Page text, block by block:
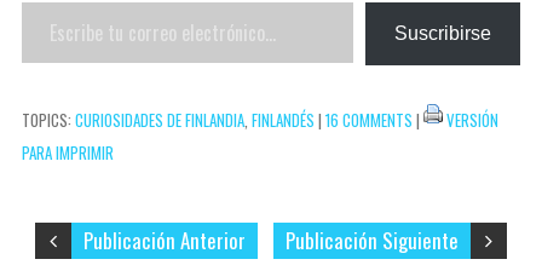
s
t
Escribe
tu
electrónico…
Suscribirse
TOPICS: CURIOSIDADES DE FINLANDIA, FINLANDÉS | 16 COMMENTS |
VERSIÓN
PARA IMPRIMIR
Publicación Siguiente
Publicación Anterior